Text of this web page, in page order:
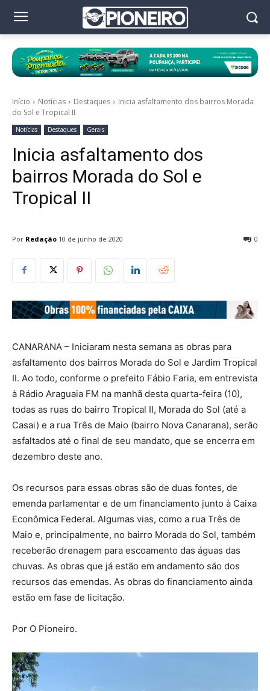
Início Notícias Destaques
Inicia asfaltamento dos bairros Morada
do Sol e Tropical II
Notícias Destaques Gerais
Inicia asfaltamento dos
bairros Morada do Sol e
Tropical II
Por Redação 0
10 de junho de 2020
CANARANA – Iniciaram nesta semana as obras para
asfaltamento dos bairros Morada do Sol e Jardim Tropical
II. Ao todo, conforme o prefeito Fábio Faria, em entrevista
à Rádio Araguaia FM na manhã desta quarta-feira (10),
todas as ruas do bairro Tropical II, Morada do Sol (até a
Casai) e a rua Três de Maio (bairro Nova Canarana), serão
asfaltados até o final de seu mandato, que se encerra em
dezembro deste ano.
Os recursos para essas obras são de duas fontes, de
emenda parlamentar e de um financiamento junto à Caixa
Econômica Federal. Algumas vias, como a rua Três de
Maio e, principalmente, no bairro Morada do Sol, também
receberão drenagem para escoamento das águas das
chuvas. As obras que já estão em andamento são dos
recursos das emendas. As obras do financiamento ainda
estão em fase de licitação.
Por O Pioneiro.